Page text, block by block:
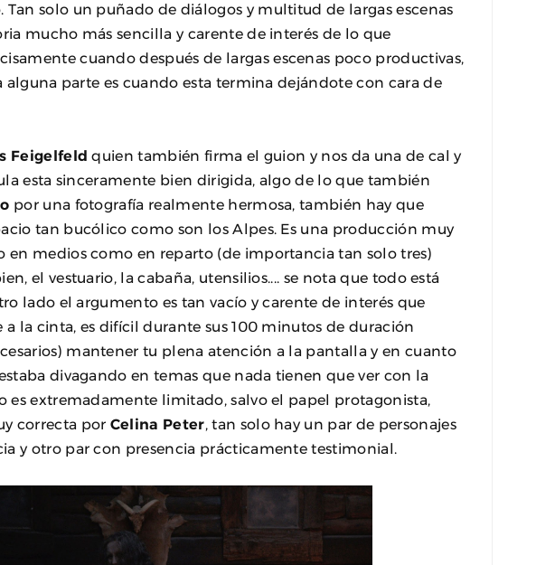
Tan solo un puñado de diálogos y multitud de largas escenas
mucho más sencilla y carente de interés de lo que
cuando después de largas escenas poco productivas,
alguna parte es cuando esta termina dejándote con cara de
Feigelfeld quien también firma el guion y nos da una de cal y
esta sinceramente bien dirigida, algo de lo que también
por una fotografía realmente hermosa, también hay que
tan bucólico como son los Alpes. Es una producción muy
en medios como en reparto (de importancia tan solo tres)
el vestuario, la cabaña, utensilios.... se nota que todo está
lado el argumento es tan vacío y carente de interés que
la cinta, es difícil durante sus 100 minutos de duración
mantener tu plena atención a la pantalla y en cuanto
divagando en temas que nada tienen que ver con la
es extremadamente limitado, salvo el papel protagonista,
correcta por Celina Peter, tan solo hay un par de personajes
y otro par con presencia prácticamente testimonial.